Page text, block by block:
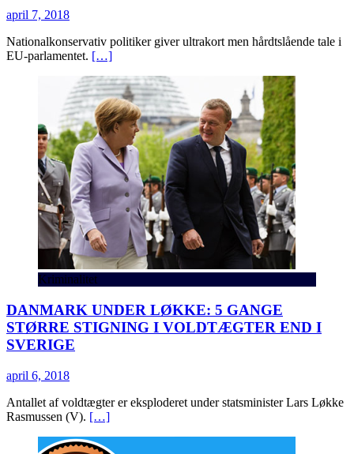
april 7, 2018
Nationalkonservativ politiker giver ultrakort men hårdtslående tale i
EU-parlamentet. […]
Kriminalitet
DANMARK UNDER LØKKE: 5 GANGE
STØRRE STIGNING I VOLDTÆGTER END I
SVERIGE
april 6, 2018
Antallet af voldtægter er eksploderet under statsminister Lars Løkke
Rasmussen (V). […]